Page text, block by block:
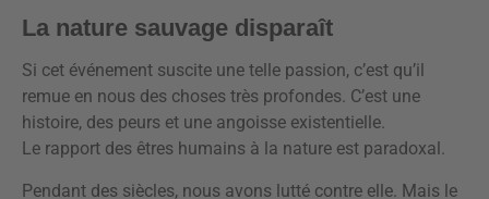
La nature sauvage disparaît
Si cet événement suscite une telle passion, c’est qu’il
remue en nous des choses très profondes. C’est une
histoire, des peurs et une angoisse existentielle.
Le rapport des êtres humains à la nature est paradoxal.
Pendant des siècles, nous avons lutté contre elle. Mais le